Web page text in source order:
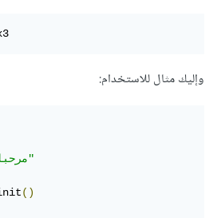
وإليك مثال للاستخدام:
"مرحبا كيف حالك"
init()